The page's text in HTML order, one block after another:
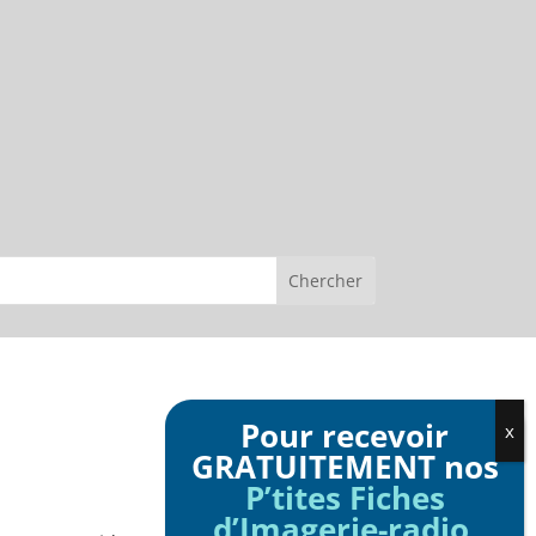
Pour recevoir
GRATUITEMENT nos
P’tites Fiches